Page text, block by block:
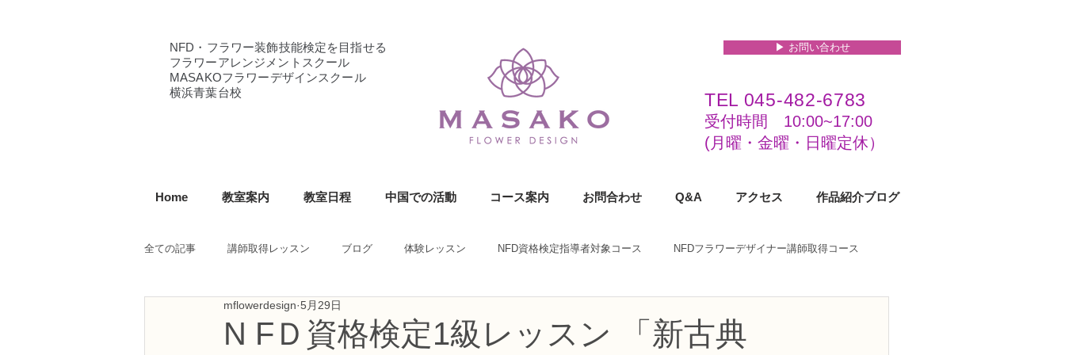
NFD・フラワー装飾技能検定を目指せる
フラワーアレンジメントスクール
MASAKOフラワーデザインスクール
横浜青葉台校
▶︎ お問い合わせ
TEL 045-482-6783
受付時間 10:00~17:00​​​
(​月曜・金曜・日曜定休）
Home 教室案内 教室日程 中国での活動 コース案内 お問合わせ Q&A アクセス 作品紹介ブログ
全ての記事 講師取得レッスン ブログ 体験レッスン NFD資格検定指導者対象コース NFDフラワーデザイナー講師取得コース
NFD講師研究科コース NFDフラワーデザイナー資格検定1級コース
N FＤ資格検定1級レッスン 「新古典
mflowerdesign 5月29日